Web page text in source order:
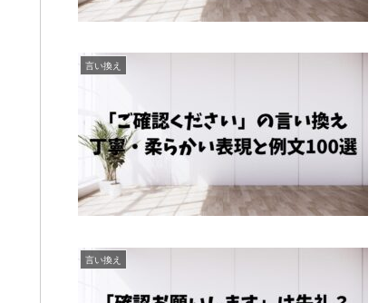
言い換え
言い換え